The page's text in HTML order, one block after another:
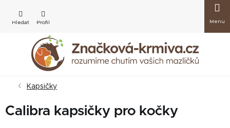
obsah
košík
Kapsičky
Calibra kapsičky pro kočky